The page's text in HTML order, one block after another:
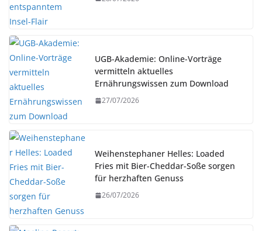
UGB-Akademie: Online-Vorträge
vermitteln aktuelles
Ernährungswissen zum Download
27/07/2026
Weihenstephaner Helles: Loaded
Fries mit Bier-Cheddar-Soße sorgen
für herzhaften Genuss
26/07/2026